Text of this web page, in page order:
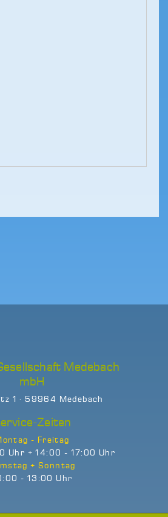
Medebach
mbH
1 · 59964 Medebach
Zeiten
- Freitag
Uhr + 14:00 - 17:00 Uhr
+ Sonntag
- 13:00 Uhr